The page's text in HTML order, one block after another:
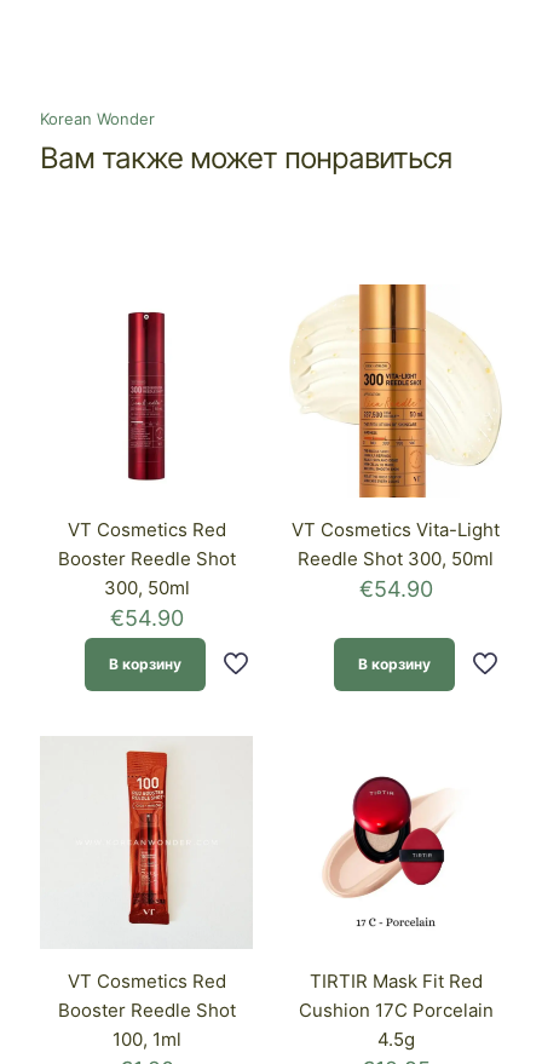
Korean Wonder
Вам также может понравиться
VT Cosmetics Red
Booster Reedle Shot
300, 50ml
€54.90
В корзину
VT Cosmetics Vita-Light
Reedle Shot 300, 50ml
€54.90
В корзину
VT Cosmetics Red
Booster Reedle Shot
100, 1ml
TIRTIR Mask Fit Red
Cushion 17C Porcelain
4.5g